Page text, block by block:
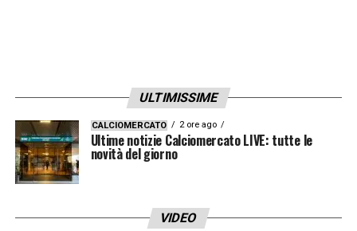
Milan, l’Inter, la Juventus o il Napoli, siamo
una squadra umilee vogliamo goderci il
momento”.
accompagna la gioia del momento, il tecnico
ULTIMISSIME
CALCIOMERCATO 2 ore ago
Ultime notizie Calciomercato LIVE: tutte le
novità del giorno
VIDEO